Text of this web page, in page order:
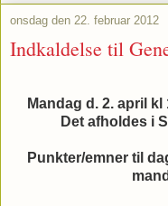
onsdag den 22. februar 2012
Indkaldelse til
Mandag d. 2. april
Det afholdes i
Punkter/emner til